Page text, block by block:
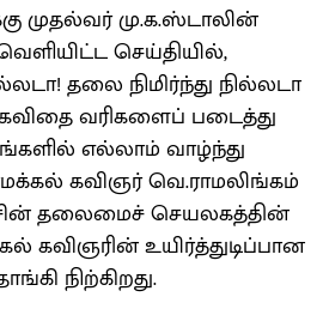
முதல்வர் மு.க.ஸ்டாலின்
செய்தியில்,
தலை நிமிர்ந்து நில்லடா
வரிகளைப் படைத்து
எல்லாம் வாழ்ந்து
கவிஞர் வெ.ராமலிங்கம்
தலைமைச் செயலகத்தின்
கவிஞரின் உயிர்த்துடிப்பான
நிற்கிறது.